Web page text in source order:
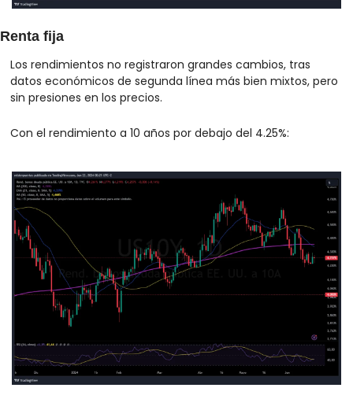
Renta fija
Los rendimientos no registraron grandes cambios, tras
datos económicos de segunda línea más bien mixtos, pero
sin presiones en los precios.
Con el rendimiento a 10 años por debajo del 4.25%: